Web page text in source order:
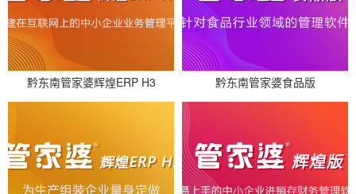
黔东南管家婆辉煌ERP H3 黔东南管家婆食品版